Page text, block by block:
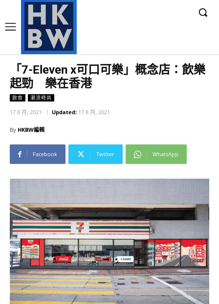
「7-Eleven x可口可樂」概念店：飲樂
起勁 樂在香港
飲食 潮流時尚
17 8 月, 2021 Updated: 17 8 月, 2021
By HKBW編輯
Facebook Twitter WhatsApp